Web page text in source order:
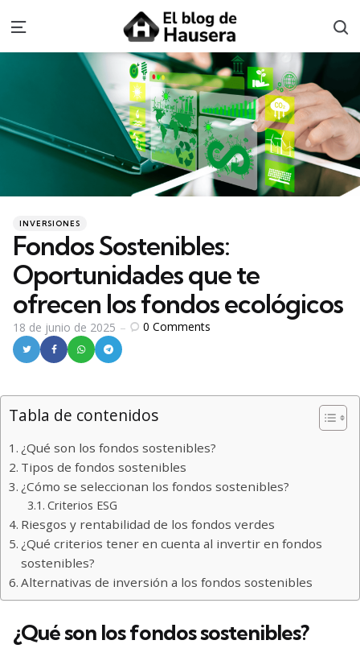
Menu
Categories
Posted
INVERSIONES
Fondos Sostenibles:
Oportunidades que te
ofrecen los fondos ecológicos
18 de junio de 2025 0 Comments
Tabla de contenidos
¿Qué son los fondos sostenibles?
Tipos de fondos sostenibles
¿Cómo se seleccionan los fondos sostenibles?
Criterios ESG
Riesgos y rentabilidad de los fondos verdes
¿Qué criterios tener en cuenta al invertir en fondos
sostenibles?
Alternativas de inversión a los fondos sostenibles
¿Qué son los fondos sostenibles?